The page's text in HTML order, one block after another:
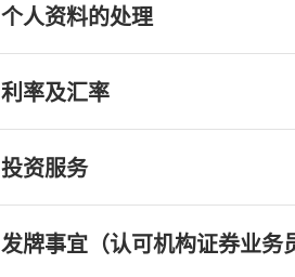
个人资料的处理
利率及汇率
投资服务
发牌事宜（认可机构证券业务